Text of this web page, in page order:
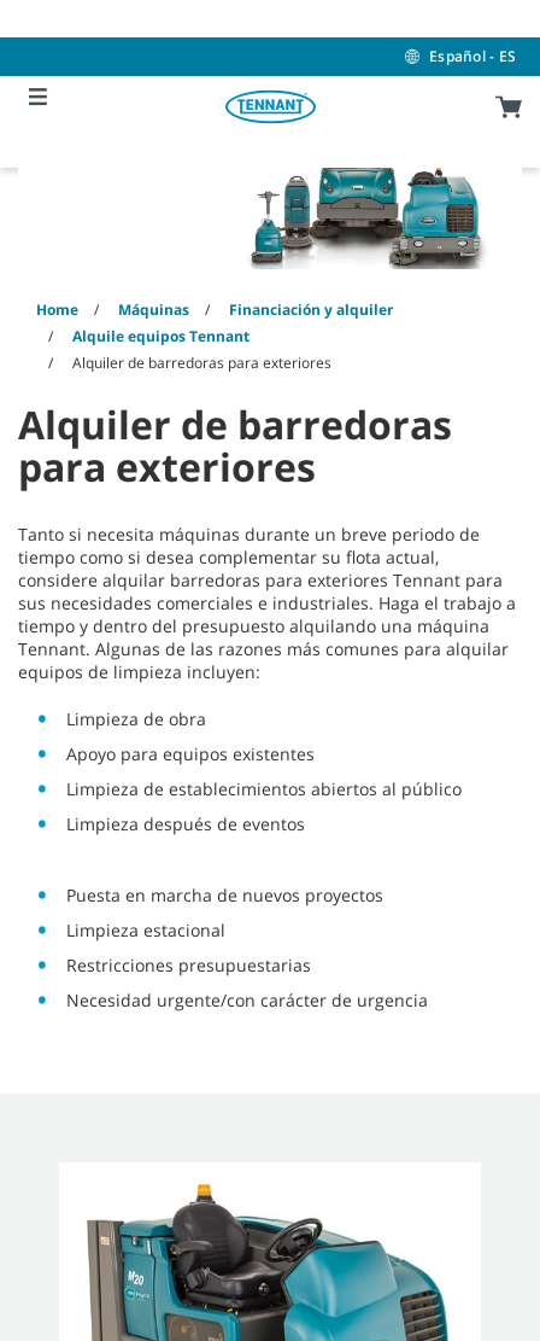
to
to
menu
Español - ES
Home Máquinas
Financiación y alquiler
Alquile equipos Tennant
Alquiler de barredoras para exteriores
Alquiler de barredoras
para exteriores
Tanto si necesita máquinas durante un breve periodo de
tiempo como si desea complementar su flota actual,
considere alquilar barredoras para exteriores Tennant para
sus necesidades comerciales e industriales. Haga el trabajo a
tiempo y dentro del presupuesto alquilando una máquina
Tennant. Algunas de las razones más comunes para alquilar
equipos de limpieza incluyen:
Limpieza de obra
Apoyo para equipos existentes
Limpieza de establecimientos abiertos al público
Limpieza después de eventos
Puesta en marcha de nuevos proyectos
Limpieza estacional
Restricciones presupuestarias
Necesidad urgente/con carácter de urgencia